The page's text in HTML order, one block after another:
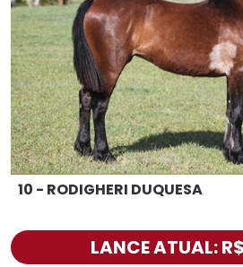
10 - RODIGHERI DUQUESA
LANCE ATUAL: